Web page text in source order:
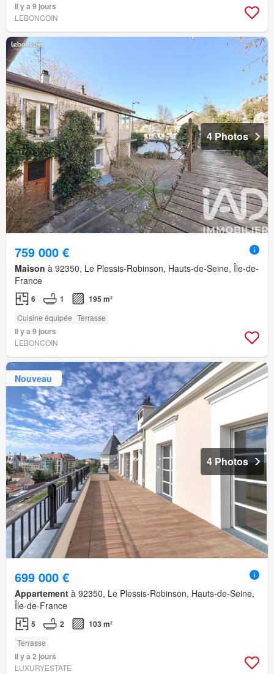
Il y a 9 jours
LEBONCOIN
4 Photos
759 000 €
Maison à 92350, Le Plessis-Robinson, Hauts-de-Seine, Île-de-
France
6 1 195 m²
Cuisine équipée Terrasse
Il y a 9 jours
LEBONCOIN
Nouveau
4 Photos
699 000 €
Appartement à 92350, Le Plessis-Robinson, Hauts-de-Seine,
Île-de-France
5 2 103 m²
Terrasse
Il y a 2 jours
LUXURYESTATE